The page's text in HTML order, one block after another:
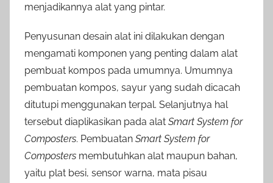
menjadikannya alat yang pintar.
Penyusunan desain alat ini dilakukan dengan
mengamati komponen yang penting dalam alat
pembuat kompos pada umumnya. Umumnya
pembuatan kompos, sayur yang sudah dicacah
ditutupi menggunakan terpal. Selanjutnya hal
tersebut diaplikasikan pada alat Smart System for
Composters. Pembuatan Smart System for
Composters membutuhkan alat maupun bahan,
yaitu plat besi, sensor warna, mata pisau